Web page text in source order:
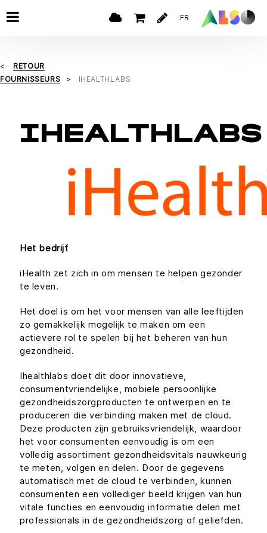
FR
RETOUR
FOURNISSEURS
IHEALTHLABS
IHEALTHLABS
Het bedrijf
iHealth zet zich in om mensen te helpen gezonder
te leven.
Het doel is om het voor mensen van alle leeftijden
zo gemakkelijk mogelijk te maken om een
actievere rol te spelen bij het beheren van hun
gezondheid.
Ihealthlabs doet dit door innovatieve,
consumentvriendelijke, mobiele persoonlijke
gezondheidszorgproducten te ontwerpen en te
produceren die verbinding maken met de cloud.
Deze producten zijn gebruiksvriendelijk, waardoor
het voor consumenten eenvoudig is om een
volledig assortiment gezondheidsvitals nauwkeurig
te meten, volgen en delen. Door de gegevens
automatisch met de cloud te verbinden, kunnen
consumenten een vollediger beeld krijgen van hun
vitale functies en eenvoudig informatie delen met
professionals in de gezondheidszorg of geliefden.